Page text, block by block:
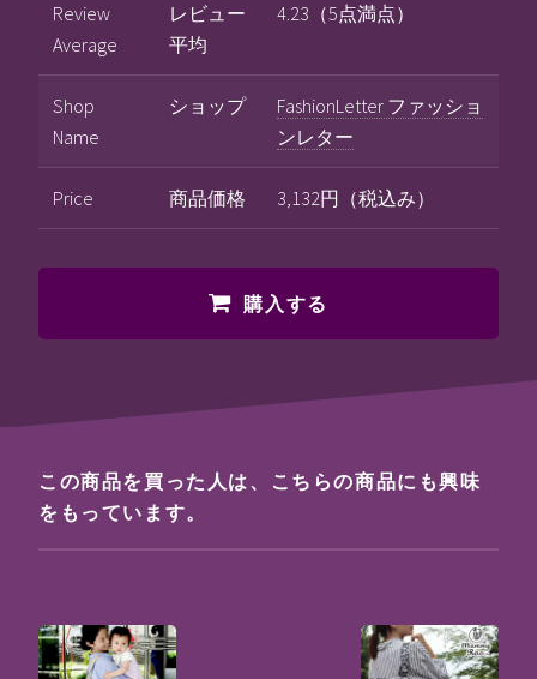
Review
Average
レビュー
平均
4.23（5点満点）
Shop
Name
ショップ
FashionLetter ファッショ
ンレター
Price 商品価格 3,132円（税込み）
購入する
この商品を買った人は、こちらの商品にも興味
をもっています。